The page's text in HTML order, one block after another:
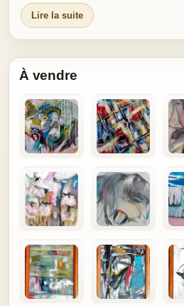
captant la puissance des ancêtres.
d'outre-mer, avec leurs cartes
à découper la terre comme des
vainement.
partout à la fois.
Les envahisseurs tremblaient. Le
yeux de chair, mais présent dans
charmes mystiques de ses
pour les étrangers, mais saturé de
peuple. C’était la résistance
et éternelle.
Lire la suite
À vendre